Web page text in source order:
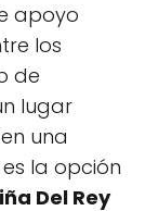
apoyo
los
de
lugar
una
la opción
Del Rey